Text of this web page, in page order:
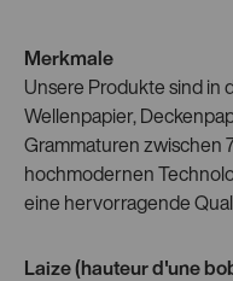
Merkmale
Unsere Produkte sind in
Wellenpapier,
Grammaturen zwischen
hochmodernen
eine hervorragende
Laize (hauteur d'une